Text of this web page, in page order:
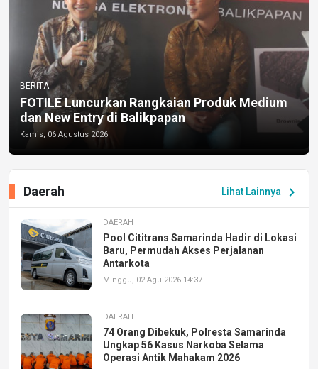
BERITA
FOTILE Luncurkan Rangkaian Produk Medium
dan New Entry di Balikpapan
Kamis, 06 Agustus 2026
Lihat Lainnya chevron_right
Daerah
DAERAH
Pool Cititrans Samarinda Hadir di Lokasi
Baru, Permudah Akses Perjalanan
Antarkota
Minggu, 02 Agu 2026 14:37
DAERAH
74 Orang Dibekuk, Polresta Samarinda
Ungkap 56 Kasus Narkoba Selama
Operasi Antik Mahakam 2026